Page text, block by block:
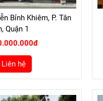
Bỉnh Khiêm, P. Tân
Quận 1
Liên hệ